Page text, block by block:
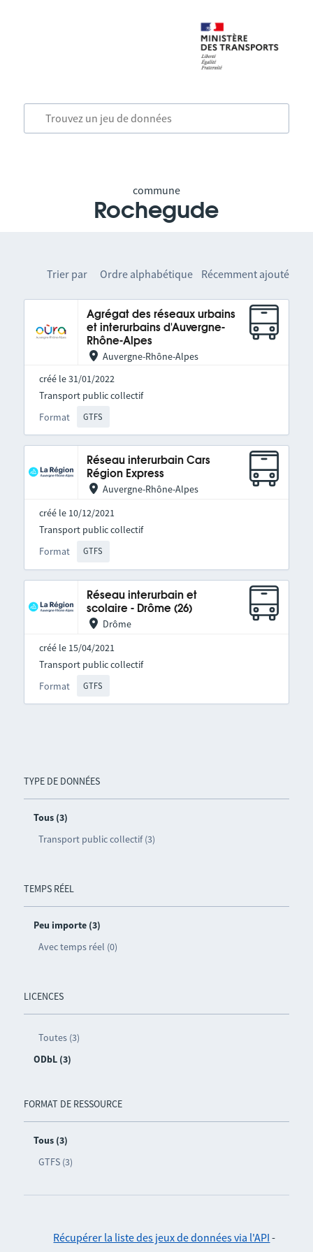
commune
Rochegude
TYPE DE DONNÉES
Tous (3)
Transport public collectif (3)
TEMPS RÉEL
Peu importe (3)
Avec temps réel (0)
LICENCES
Toutes (3)
ODbL (3)
FORMAT DE RESSOURCE
Tous (3)
GTFS (3)
Trier par Ordre alphabétique Récemment ajouté
Agrégat des réseaux urbains
et interurbains d'Auvergne-
Rhône-Alpes
Auvergne-Rhône-Alpes
créé le 31/01/2022
Format GTFS
Transport public collectif
Réseau interurbain Cars
Région Express
Auvergne-Rhône-Alpes
créé le 10/12/2021
Format GTFS
Transport public collectif
Réseau interurbain et
scolaire - Drôme (26)
Drôme
créé le 15/04/2021
Format GTFS
Transport public collectif
Récupérer la liste des jeux de données via l'API -